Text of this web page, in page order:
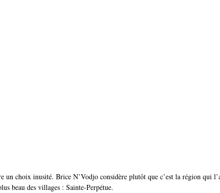
un choix inusité. Brice N’Vodjo considère plutôt que c’est la région qui
beau des villages : Sainte-Perpétue.